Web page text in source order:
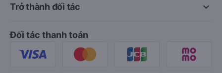
keyboard_arrow_down
Trở thành đối tác
Đối tác thanh toán